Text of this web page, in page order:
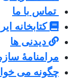
تماس با ما
کتابخانه
دیدنی ها
مرامنامۀ
چگونه می